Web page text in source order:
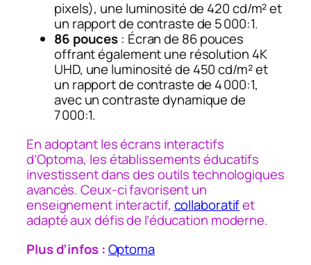
pixels), une luminosité de 420 cd/m² et
un rapport de contraste de 5 000:1.
86 pouces : Écran de 86 pouces
offrant également une résolution 4K
UHD, une luminosité de 450 cd/m² et
un rapport de contraste de 4 000:1,
avec un contraste dynamique de
7 000:1.
En adoptant les écrans interactifs
d’Optoma, les établissements éducatifs
investissent dans des outils technologiques
avancés. Ceux-ci favorisent un
enseignement interactif, collaboratifet
adapté aux défis de l’éducation moderne.
Plus d’infos :Optoma